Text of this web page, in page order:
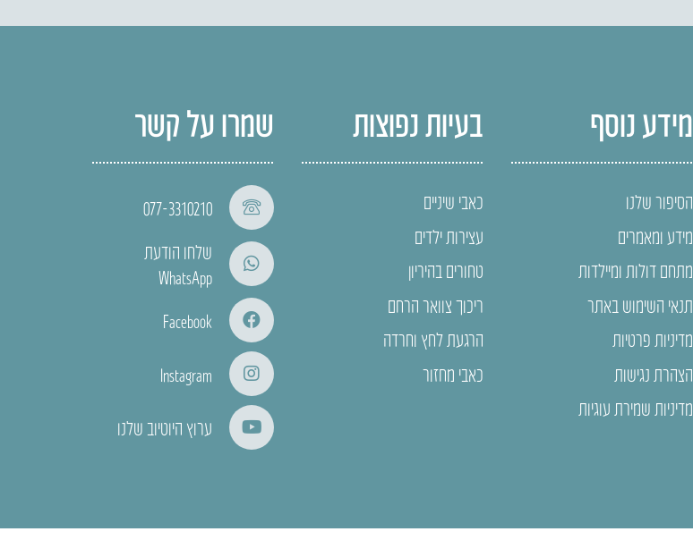
מידע נוסף
הסיפור שלנו
מידע ומאמרים
מתחם דולות ומיילדות
תנאי השימוש באתר
מדיניות פרטיות
הצהרת נגישות
מדיניות שמירת עוגיות
בעיות נפוצות
כאבי שיניים
עצירות ילדים
טחורים בהיריון
ריכוך צוואר הרחם
הרגעת לחץ וחרדה
כאבי מחזור
שמרו על קשר
077-3310210
שלחו הודעת
WhatsApp
Facebook
Instagram
ערוץ היוטיוב שלנו